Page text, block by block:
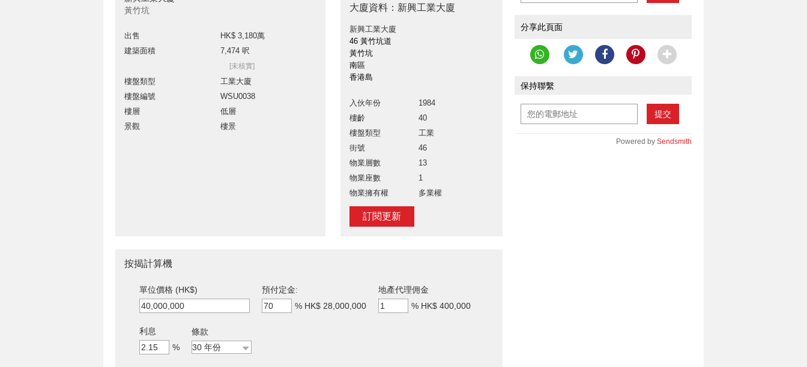
黃竹坑
出售
HK$ 3,180萬
建築面積
7,474 呎
[未核實]
樓盤類型
工業大廈
樓盤編號
WSU0038
樓層
低層
景觀
樓景
大廈資料：新興工業大廈
新興工業大廈
46 黃竹坑道
黃竹坑
南區
香港島
入伙年份
1984
樓齡
40
樓盤類型
工業
街號
46
物業層數
13
物業座數
1
物業擁有權
多業權
訂閱更新
分享此頁面
保持聯繫
提交
Powered by Sendsmith
按揭計算機
單位價格 (HK$)
預付定金:
% HK$ 28,000,000
地產代理佣金
% HK$ 400,000
利息
%
條款